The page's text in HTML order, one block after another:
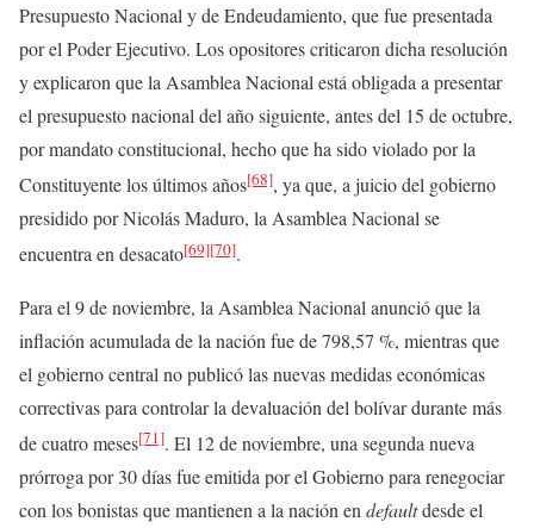
Presupuesto Nacional y de Endeudamiento, que fue presentada
por el Poder Ejecutivo. Los opositores criticaron dicha resolución
y explicaron que la Asamblea Nacional está obligada a presentar
el presupuesto nacional del año siguiente, antes del 15 de octubre,
por mandato constitucional, hecho que ha sido violado por la
Constituyente los últimos años[68], ya que, a juicio del gobierno
presidido por Nicolás Maduro, la Asamblea Nacional se
encuentra en desacato[69][70].
Para el 9 de noviembre, la Asamblea Nacional anunció que la
inflación acumulada de la nación fue de 798,57 %, mientras que
el gobierno central no publicó las nuevas medidas económicas
correctivas para controlar la devaluación del bolívar durante más
de cuatro meses[71]. El 12 de noviembre, una segunda nueva
prórroga por 30 días fue emitida por el Gobierno para renegociar
con los bonistas que mantienen a la nación en defaultdesde el